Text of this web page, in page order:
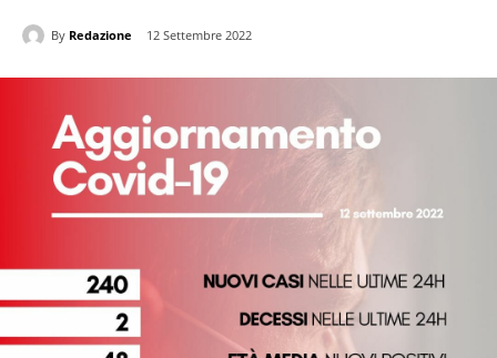
By Redazione 12 Settembre 2022